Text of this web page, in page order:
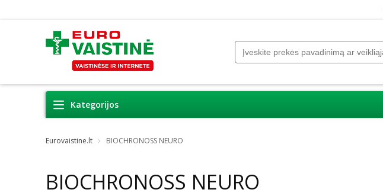
Kategorijos
Eurovaistine.lt BIOCHRONOSS NEURO
BIOCHRONOSS NEURO